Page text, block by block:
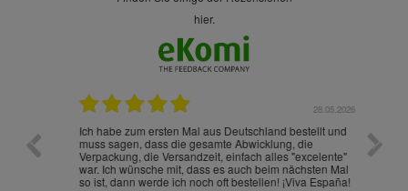
hier.
28.05.2026
Ich habe zum ersten Mal aus Deutschland bestellt und
muss sagen, dass die gesamte Abwicklung, die
Verpackung, die Versandzeit, einfach alles "excelente"
war. Ich wünsche mit, dass es auch beim nächsten Mal
so ist, dann werde ich noch oft bestellen! ¡Viva España!
Die
gut
ist